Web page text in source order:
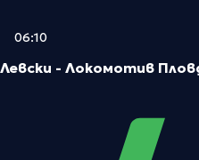
06:10
Левски - Локомотив